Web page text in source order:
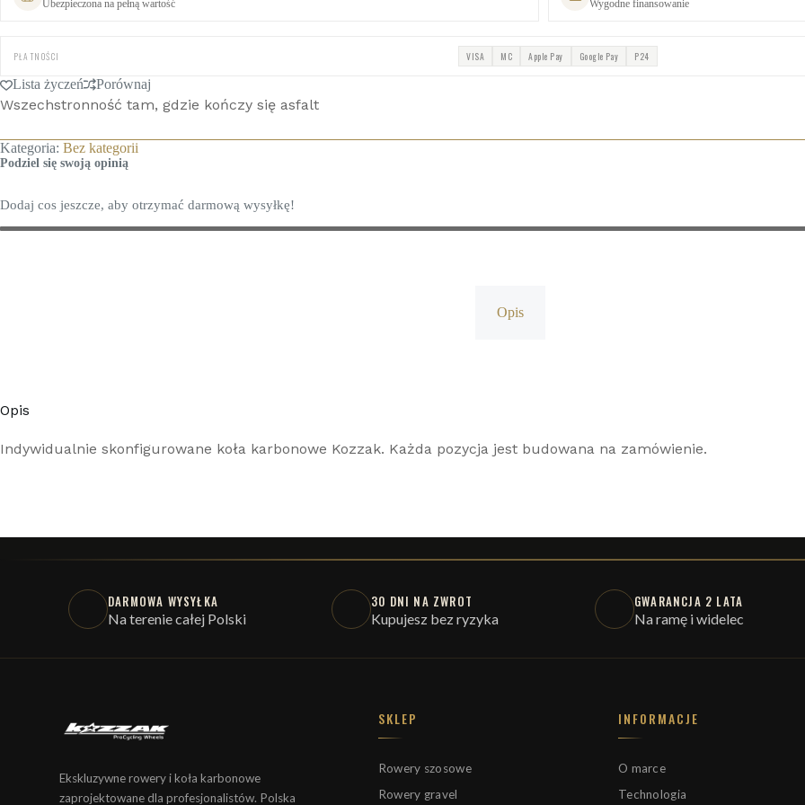
Ubezpieczona na pełną wartość Wygodne finansowanie
PŁATNOŚCI VISA MC Apple Pay Google Pay P24
Lista życzeń Porównaj
Wszechstronność tam, gdzie kończy się asfalt
Kategoria: Bez kategorii
Podziel się swoją opinią
Dodaj cos jeszcze, aby otrzymać darmową wysyłkę!
Opis
Opis
Indywidualnie skonfigurowane koła karbonowe Kozzak. Każda pozycja jest budowana na zamówienie.
DARMOWA WYSYŁKA
Na terenie całej Polski
30 DNI NA ZWROT
Kupujesz bez ryzyka
GWARANCJA 2 LATA
Na ramę i widelec
Ekskluzywne rowery i koła karbonowe
zaprojektowane dla profesjonalistów. Polska
SKLEP
Rowery szosowe
Rowery gravel
INFORMACJE
O marce
Technologia